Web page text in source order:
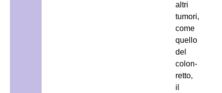
altri
tumori,
come
quello
del
colon-
retto,
il